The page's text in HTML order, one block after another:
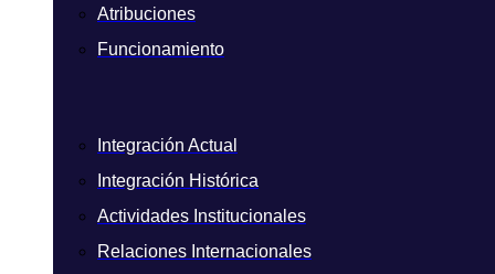
Atribuciones
Funcionamiento
Integración Actual
Integración Histórica
Actividades Institucionales
Relaciones Internacionales